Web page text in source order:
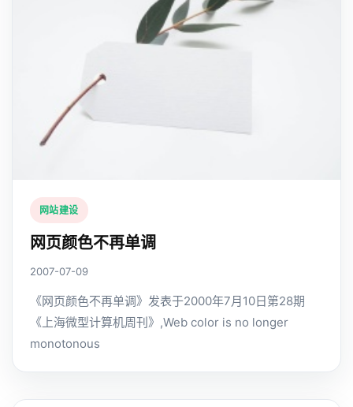
网站建设
网页颜色不再单调
2007-07-09
《网页颜色不再单调》发表于2000年7月10日第28期
《上海微型计算机周刊》,Web color is no longer
monotonous